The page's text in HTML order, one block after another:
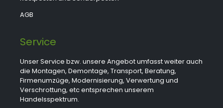
AGB
Service
Unser Service bzw. unsere Angebot umfasst weiter auch
die Montagen, Demontage, Transport, Beratung,
Firmenumzüge, Modernisierung, Verwertung und
Verschrottung, etc entsprechen unserem
Handelsspektrum.